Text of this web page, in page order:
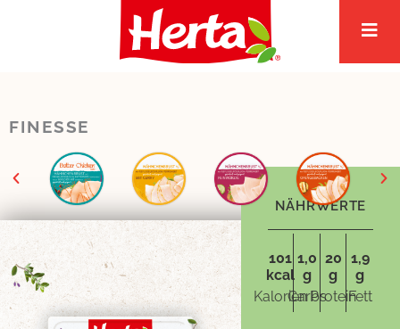
FINESSE
NÄHRWERTE
101
kcal
Kalorien
1,0
g
Carbs
20
g
Protein
1,9
g
Fett